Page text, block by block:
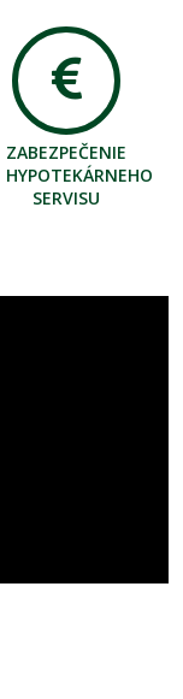
pomôže
Bardejove,
najlepšie
obchod!🏠
ZABEZPEČENIE
HYPOTEKÁRNEHO
SERVISU